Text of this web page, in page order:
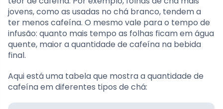
jovens, como as usadas no chá branco, tendem a
ter menos cafeína. O mesmo vale para o tempo de
infusão: quanto mais tempo as folhas ficam em água
quente, maior a quantidade de cafeína na bebida
final.
Aqui está uma tabela que mostra a quantidade de
cafeína em diferentes tipos de chá: